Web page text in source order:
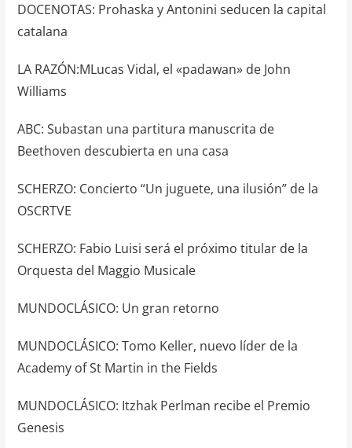
DOCENOTAS: Prohaska y Antonini seducen la capital
catalana
LA RAZÓN:MLucas Vidal, el «padawan» de John
Williams
ABC: Subastan una partitura manuscrita de
Beethoven descubierta en una casa
SCHERZO: Concierto “Un juguete, una ilusión” de la
OSCRTVE
SCHERZO: Fabio Luisi será el próximo titular de la
Orquesta del Maggio Musicale
MUNDOCLÁSICO: Un gran retorno
MUNDOCLÁSICO: Tomo Keller, nuevo líder de la
Academy of St Martin in the Fields
MUNDOCLÁSICO: Itzhak Perlman recibe el Premio
Genesis